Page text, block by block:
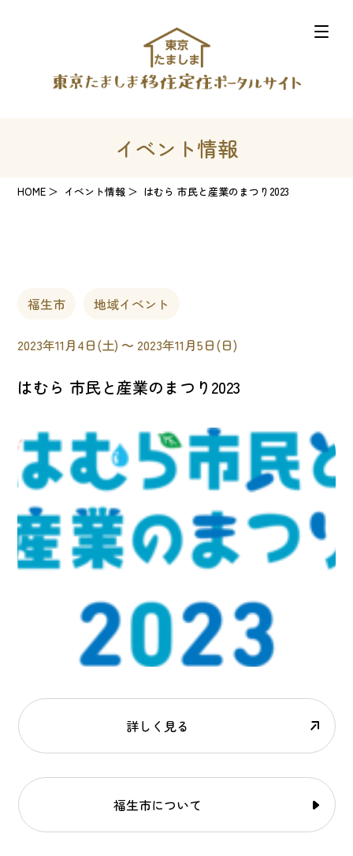
イベント情報
HOME イベント情報 はむら 市民と産業のまつり2023
福生市 地域イベント
2023年11月4日(土) 〜 2023年11月5日(日)
はむら 市民と産業のまつり2023
詳しく見る
福生市について